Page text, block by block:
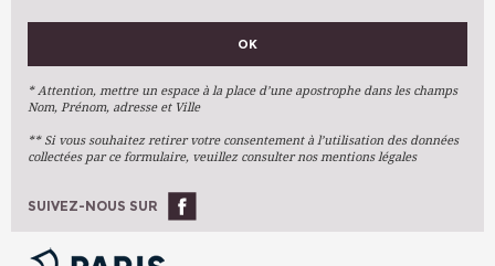
VOS PRÉFÉRENCES
Arts Plastiques
Arts Du Texte
Arts Numériques
Ateliers À L'année
OK
* Attention, mettre un espace à la place d’une apostrophe dans les champs
Nom, Prénom, adresse et Ville
** Si vous souhaitez retirer votre consentement à l’utilisation des données
collectées par ce formulaire, veuillez consulter nos mentions légales
SUIVEZ-NOUS SUR